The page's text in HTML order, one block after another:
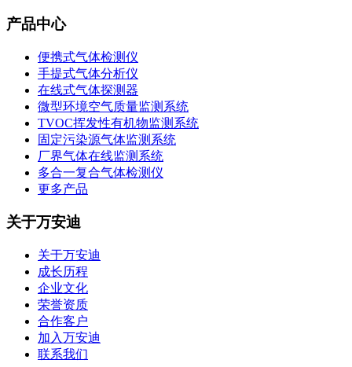
产品中心
便携式气体检测仪
手提式气体分析仪
在线式气体探测器
微型环境空气质量监测系统
TVOC挥发性有机物监测系统
固定污染源气体监测系统
厂界气体在线监测系统
多合一复合气体检测仪
更多产品
关于万安迪
关于万安迪
成长历程
企业文化
荣誉资质
合作客户
加入万安迪
联系我们